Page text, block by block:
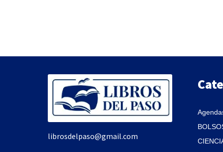
librosdelpaso@gmail.com